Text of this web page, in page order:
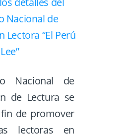
Nacional de
de Lectura se
de promover
lectoras en